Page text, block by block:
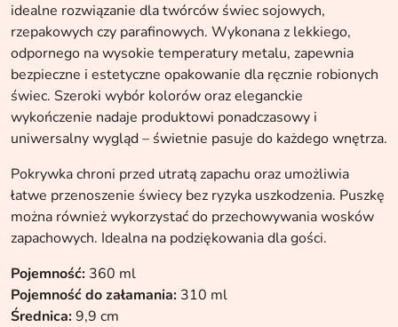
idealne rozwiązanie dla twórców świec sojowych,
rzepakowych czy parafinowych. Wykonana z lekkiego,
odpornego na wysokie temperatury metalu, zapewnia
bezpieczne i estetyczne opakowanie dla ręcznie robionych
świec. Szeroki wybór kolorów oraz eleganckie
wykończenie nadaje produktowi ponadczasowy i
uniwersalny wygląd – świetnie pasuje do każdego wnętrza.
Pokrywka chroni przed utratą zapachu oraz umożliwia
łatwe przenoszenie świecy bez ryzyka uszkodzenia. Puszkę
można również wykorzystać do przechowywania wosków
zapachowych. Idealna na podziękowania dla gości.
Pojemność: 360 ml
Pojemność do załamania: 310 ml
Średnica:9,9 cm